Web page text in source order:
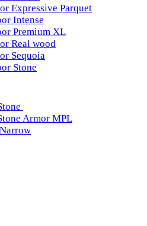
Expressive Parquet
Intense
Premium XL
Real wood
Sequoia
Stone
Armor MPL